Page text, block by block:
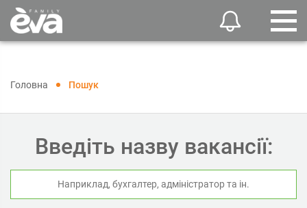
Головна Пошук
Введіть назву вакансії: